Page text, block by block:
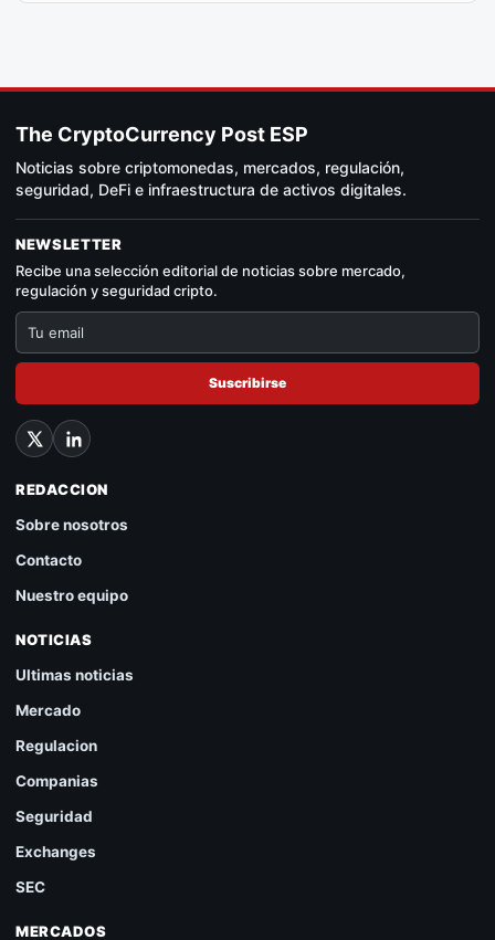
The CryptoCurrency Post ESP
Noticias sobre criptomonedas, mercados, regulación,
seguridad, DeFi e infraestructura de activos digitales.
NEWSLETTER
Recibe una selección editorial de noticias sobre mercado,
regulación y seguridad cripto.
Suscribirse
REDACCION
Sobre nosotros
Contacto
Nuestro equipo
NOTICIAS
Ultimas noticias
Mercado
Regulacion
Companias
Seguridad
Exchanges
SEC
MERCADOS